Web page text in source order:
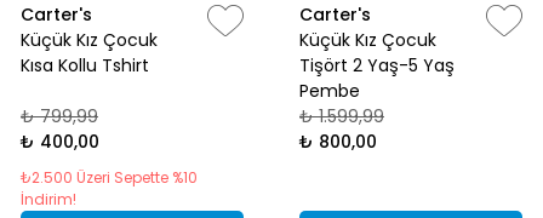
Carter's
Küçük Kız Çocuk
Kısa Kollu Tshirt
₺ 799,99
₺ 400,00
₺2.500 Üzeri Sepette %10
İndirim!
Carter's
Küçük Kız Çocuk
Tişört 2 Yaş-5 Yaş
Pembe
₺ 1.599,99
₺ 800,00